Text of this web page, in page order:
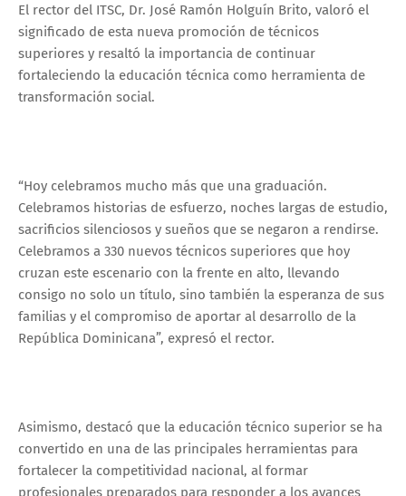
El rector del ITSC, Dr. José Ramón Holguín Brito, valoró el
significado de esta nueva promoción de técnicos
superiores y resaltó la importancia de continuar
fortaleciendo la educación técnica como herramienta de
transformación social.
“Hoy celebramos mucho más que una graduación.
Celebramos historias de esfuerzo, noches largas de estudio,
sacrificios silenciosos y sueños que se negaron a rendirse.
Celebramos a 330 nuevos técnicos superiores que hoy
cruzan este escenario con la frente en alto, llevando
consigo no solo un título, sino también la esperanza de sus
familias y el compromiso de aportar al desarrollo de la
República Dominicana”, expresó el rector.
Asimismo, destacó que la educación técnico superior se ha
convertido en una de las principales herramientas para
fortalecer la competitividad nacional, al formar
profesionales preparados para responder a los avances